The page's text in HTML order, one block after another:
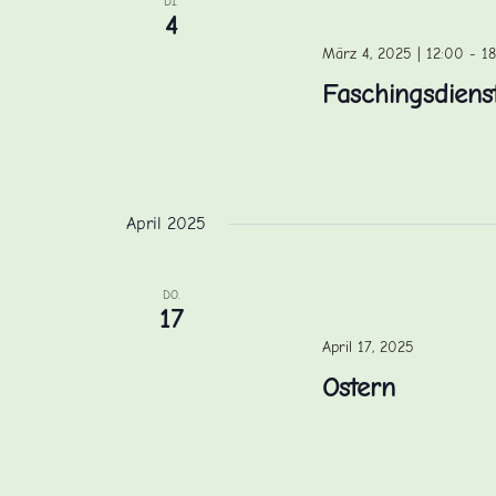
4
März 4, 2025 | 12:00 -
April 2025
DO.
17
April 17, 2025
Ostern